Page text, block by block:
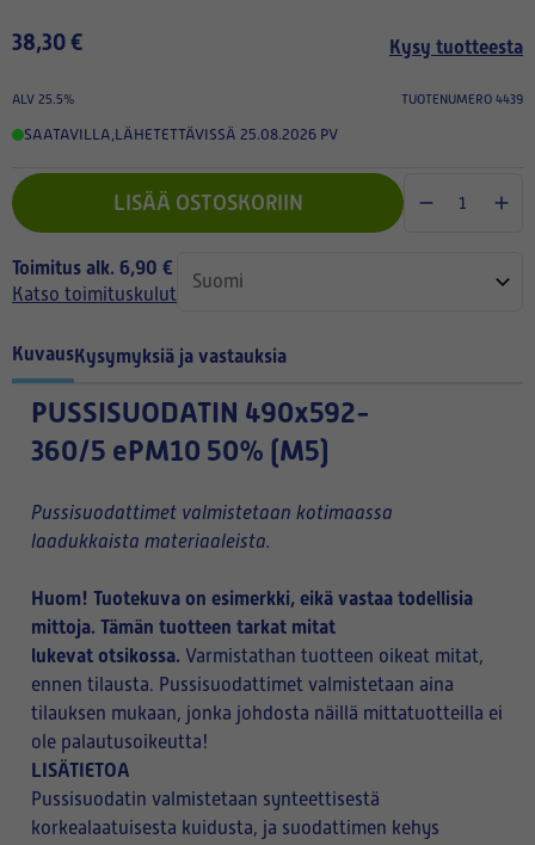
38,30 € Kysy tuotteesta
ALV 25.5% TUOTENUMERO 4439
SAATAVILLA,LÄHETETTÄVISSÄ 25.08.2026 PV
LISÄÄ OSTOSKORIIN
Toimitus alk. 6,90 €
Katso toimituskulut
KuvausKysymyksiä ja vastauksia
PUSSISUODATIN 490x592-
360/5 ePM10 50% (M5)
Pussisuodattimet valmistetaan kotimaassa
laadukkaista materiaaleista.
Huom! Tuotekuva on esimerkki, eikä vastaa todellisia
mittoja. Tämän tuotteen tarkat mitat
lukevat otsikossa. Varmistathan tuotteen oikeat mitat,
ennen tilausta. Pussisuodattimet valmistetaan aina
tilauksen mukaan, jonka johdosta näillä mittatuotteilla ei
ole palautusoikeutta!
LISÄTIETOA
Pussisuodatin valmistetaan synteettisestä
korkealaatuisesta kuidusta, ja suodattimen kehys